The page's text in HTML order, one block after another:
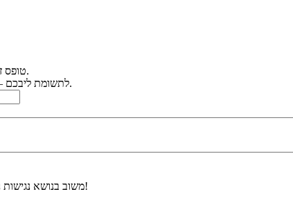
טופס זה נועד להזנת משוב בנושא נגישות בלבד.
לתשומת ליבכם – לא יינתן מענה לפניות בנושאים אחרים.
משוב בנושא נגישות נשלח בהצלחה, תודה על שיתוף הפעולה!